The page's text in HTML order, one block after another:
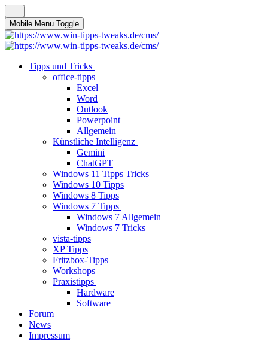
Mobile Menu Toggle
Tipps und Tricks
office-tipps
Excel
Word
Outlook
Powerpoint
Allgemein
Künstliche Intelligenz
Gemini
ChatGPT
Windows 11 Tipps Tricks
Windows 10 Tipps
Windows 8 Tipps
Windows 7 Tipps
Windows 7 Allgemein
Windows 7 Tricks
vista-tipps
XP Tipps
Fritzbox-Tipps
Workshops
Praxistipps
Hardware
Software
Forum
News
Impressum